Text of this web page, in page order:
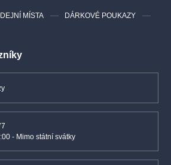
- Mimo státní svátky
MÍSTA
DÁRKOVÉ POUKAZY